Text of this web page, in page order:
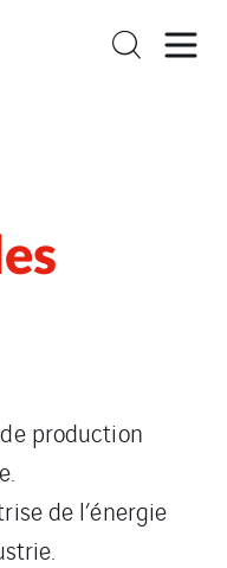
production
de l’énergie